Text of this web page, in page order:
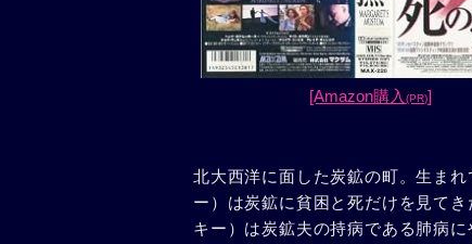
[Amazon購入(PR)]
北大西洋に面した炭鉱の町。生ま
ー）は炭鉱に貧困と死だけを見て
キー）は炭鉱夫の持病である肺病